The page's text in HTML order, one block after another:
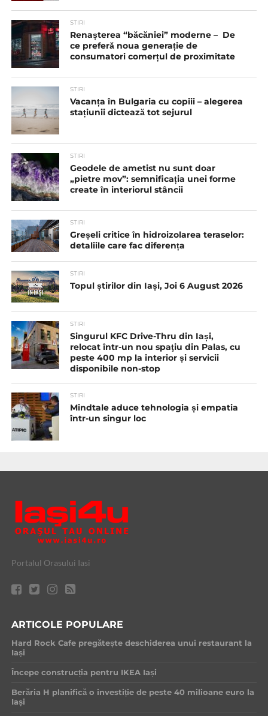
STIRI
Renașterea “băcăniei” moderne – De
ce preferă noua generație de
consumatori comerțul de proximitate
STIRI
Vacanța în Bulgaria cu copiii – alegerea
stațiunii dictează tot sejurul
STIRI
Geodele de ametist nu sunt doar
„pietre mov”: semnificația unei forme
create în interiorul stâncii
STIRI
Greșeli critice în hidroizolarea teraselor:
detaliile care fac diferența
STIRI
Topul știrilor din Iași, Joi 6 August 2026
STIRI
Singurul KFC Drive-Thru din Iași,
relocat într-un nou spaţiu din Palas, cu
peste 400 mp la interior și servicii
disponibile non-stop
STIRI
Mindtale aduce tehnologia și empatia
într-un singur loc
Portalul Orasului Iasi
ARTICOLE POPULARE
Hard Rock Cafe pregătește deschiderea unui restaurant la
Iași
Începe construcția pentru IKEA Iași
Berăria H planifică o investiție de peste 40 milioane euro la
Iași